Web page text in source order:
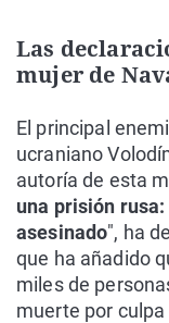
Las
mujer de
El principal
ucraniano
autoría de esta
una prisión
asesinado", ha
que ha añadido
miles de
muerte por